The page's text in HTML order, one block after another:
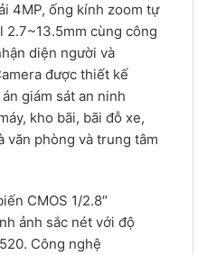
4MP, ống kính zoom tự
cùng công
diện người và
được thiết kế
giám sát an ninh
kho bãi, bãi đỗ xe,
văn phòng và trung tâm
CMOS 1/2.8″
ảnh sắc nét với độ
Công nghệ